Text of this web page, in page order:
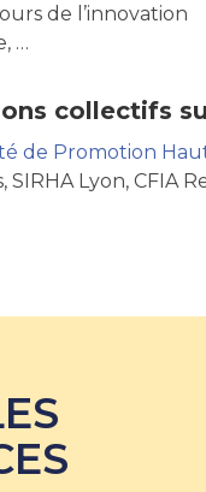
de l’innovation
…
collectifs
de Promotion
SIRHA Lyon, CFIA